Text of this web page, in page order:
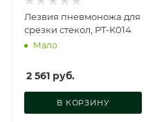
Лезвия пневмоножа для
срезки стекол, PT-K014
Мало
2 561 руб.
В КОРЗИНУ